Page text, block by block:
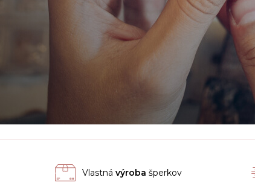
Vlastná výroba šperkov